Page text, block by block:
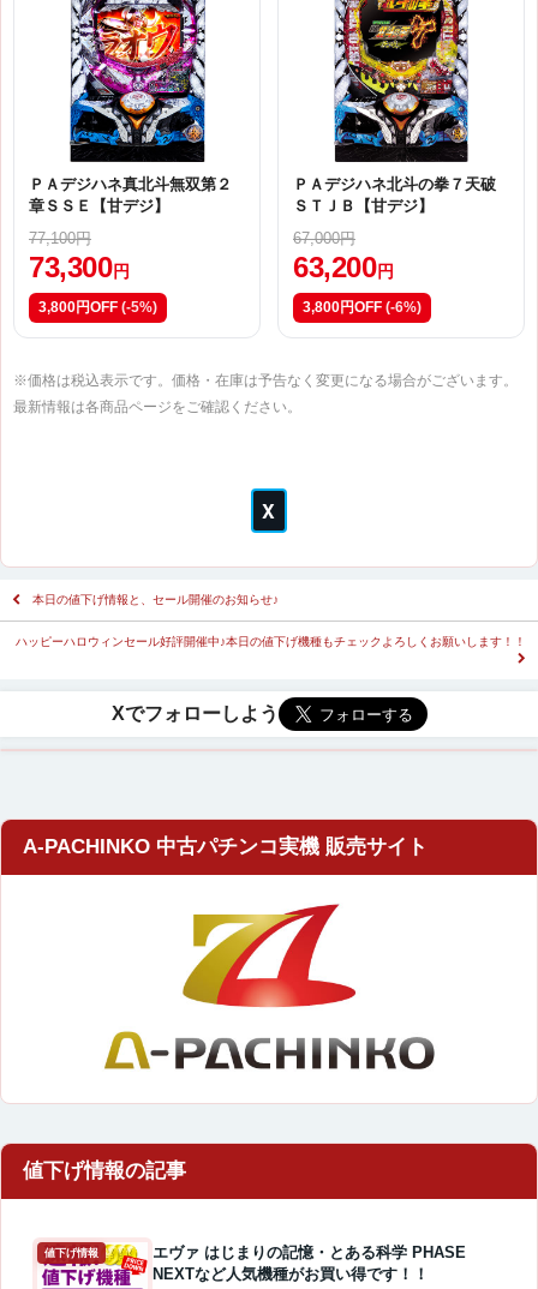
ＰＡデジハネ真北斗無双第２
章ＳＳＥ【甘デジ】
77,100円
73,300 円
3,800円OFF (-5%)
ＰＡデジハネ北斗の拳７天破
ＳＴＪＢ【甘デジ】
67,000円
63,200 円
3,800円OFF (-6%)
※価格は税込表示です。価格・在庫は予告なく変更になる場合がございます。
最新情報は各商品ページをご確認ください。
本日の値下げ情報と、セール開催のお知らせ♪
ハッピーハロウィンセール好評開催中♪本日の値下げ機種もチェックよろしくお願いします！！
A-PACHINKO 中古パチンコ実機 販売サイト
値下げ情報
エヴァ はじまりの記憶・とある科学 PHASE
NEXTなど人気機種がお買い得です！！